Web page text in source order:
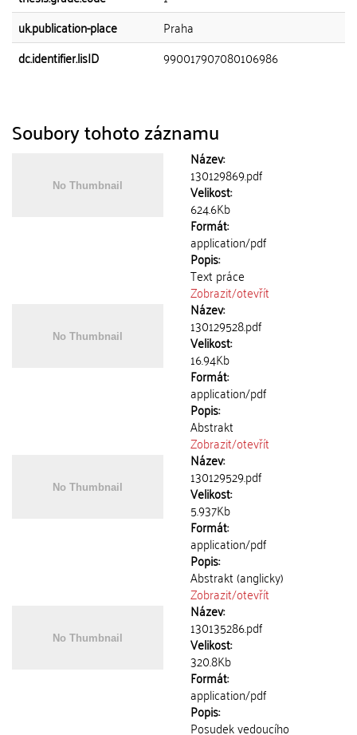
uk.publication-place
Praha
dc.identifier.lisID
990017907080106986
Soubory tohoto záznamu
Název:
130129869.pdf
Velikost:
624.6Kb
Formát:
application/pdf
Popis:
Text práce
Zobrazit/otevřít
Název:
130129528.pdf
Velikost:
16.94Kb
Formát:
application/pdf
Popis:
Abstrakt
Zobrazit/otevřít
Název:
130129529.pdf
Velikost:
5.937Kb
Formát:
application/pdf
Popis:
Abstrakt (anglicky)
Zobrazit/otevřít
Název:
130135286.pdf
Velikost:
320.8Kb
Formát:
application/pdf
Popis:
Posudek vedoucího